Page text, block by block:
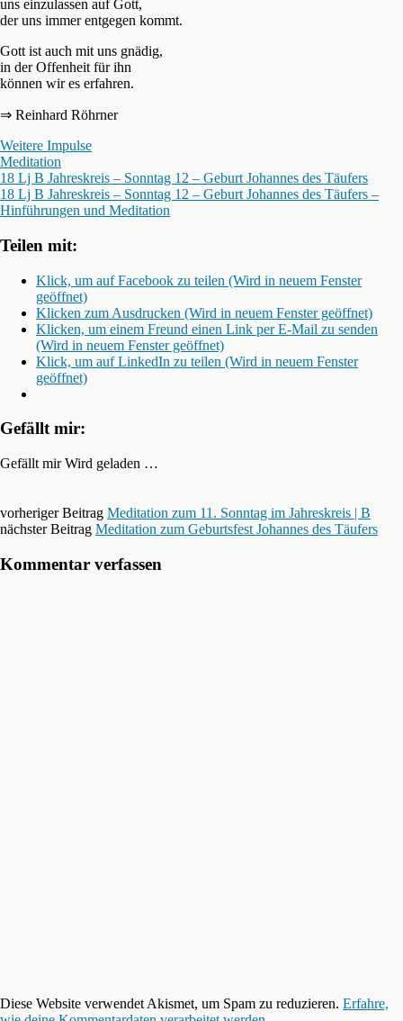
uns einzulassen auf Gott,
der uns immer entgegen kommt.
Gott ist auch mit uns gnädig,
in der Offenheit für ihn
können wir es erfahren.
⇒ Reinhard Röhrner
Weitere Impulse
Meditation
18 Lj B Jahreskreis – Sonntag 12 – Geburt Johannes des Täufers
18 Lj B Jahreskreis – Sonntag 12 – Geburt Johannes des Täufers –
Hinführungen und Meditation
Teilen mit:
Klick, um auf Facebook zu teilen (Wird in neuem Fenster
geöffnet)
Klicken zum Ausdrucken (Wird in neuem Fenster geöffnet)
Klicken, um einem Freund einen Link per E-Mail zu senden
(Wird in neuem Fenster geöffnet)
Klick, um auf LinkedIn zu teilen (Wird in neuem Fenster
geöffnet)
Gefällt mir:
Gefällt mir Wird geladen …
vorheriger Beitrag Meditation zum 11. Sonntag im Jahreskreis | B
nächster Beitrag Meditation zum Geburtsfest Johannes des Täufers
Kommentar verfassen
Diese Website verwendet Akismet, um Spam zu reduzieren. Erfahre,